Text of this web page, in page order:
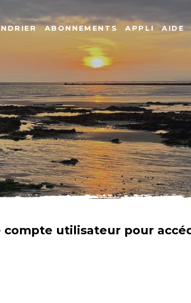
ABONNEMENTS APPLI AIDE
compte utilisateur pour